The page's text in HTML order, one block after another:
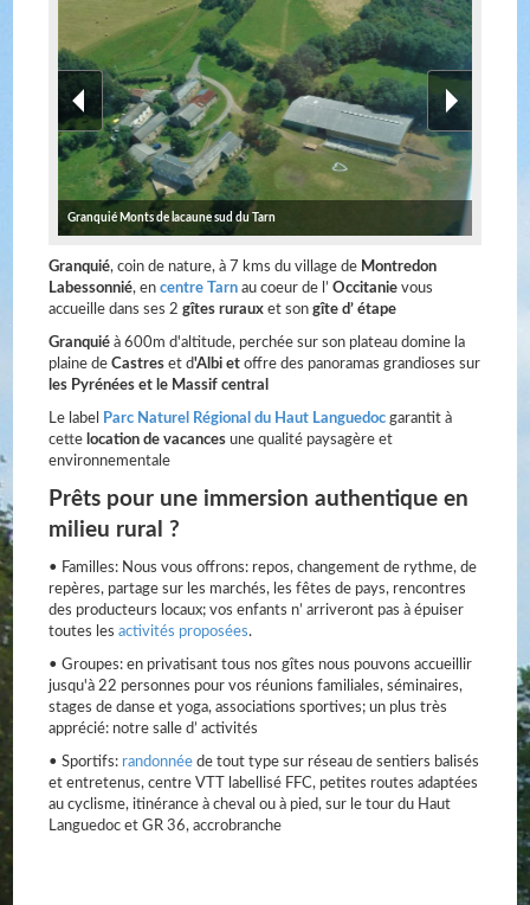
Granquié Monts de lacaune sud du Tarn
Granquié, coin de nature, à 7 kms du village de Montredon
Labessonnié, encentre Tarn au coeur de l’Occitanievous
accueille dans ses 2gîtes rurauxet songîte d’ étape
Granquié à 600m d'altitude, perchée sur son plateau domine la
plaine deCastreset d'Albi etoffre des panoramas grandioses sur
les Pyrénées et le Massif central
Le label Parc Naturel Régional du Haut Languedoc garantit à
cette location de vacances une qualité paysagère et
environnementale
Prêts pour une immersion authentique en
milieu rural ?
• Familles: Nous vous offrons: repos, changement de rythme, de
repères, partage sur les marchés, les fêtes de pays, rencontres
des producteurs locaux; vos enfants n’ arriveront pas à épuiser
toutes lesactivités proposées.
• Groupes: en privatisant tous nos gîtes nous pouvons accueillir
jusqu'à 22 personnes pour vos réunions familiales, séminaires,
stages de danse et yoga, associations sportives; un plus très
apprécié: notre salle d’ activités
• Sportifs: randonnéede tout type sur réseau de sentiers balisés
et entretenus, centre VTT labellisé FFC, petites routes adaptées
au cyclisme, itinérance à cheval ou à pied, sur le tour du Haut
Languedoc et GR 36, accrobranche